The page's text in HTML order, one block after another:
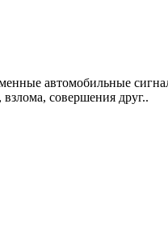
автомобильные
совершения друг..